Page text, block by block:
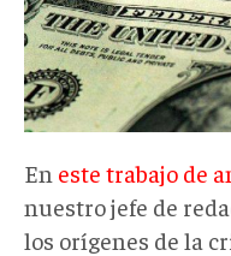
En este trabajo de
nuestro jefe de
los orígenes de la